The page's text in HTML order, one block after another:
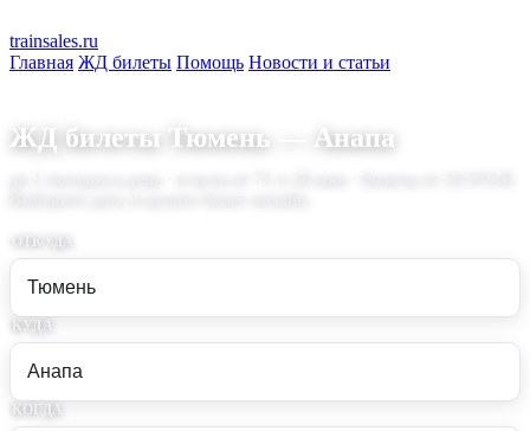
trainsales.ru
Главная ЖД билеты Помощь Новости и статьи
ЖД билеты Тюмень — Анапа
ОТКУДА
КУДА
КОГДА